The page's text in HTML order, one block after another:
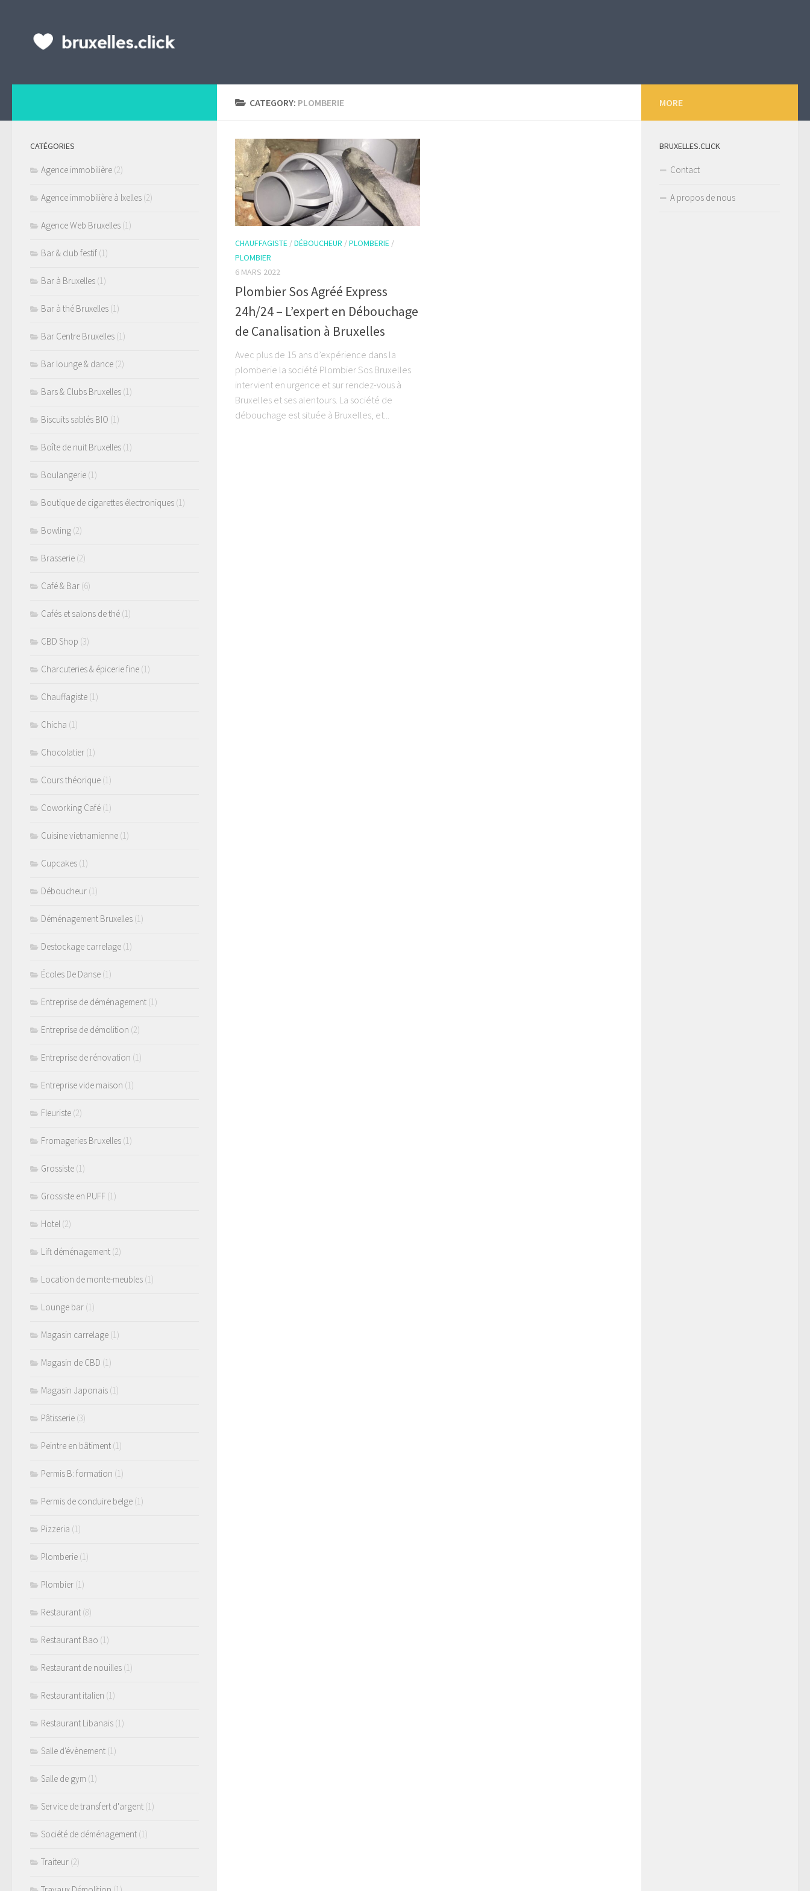
CATEGORY: PLOMBERIE
CHAUFFAGISTE /DÉBOUCHEUR /PLOMBERIE /
PLOMBIER
6 MARS 2022
Plombier Sos Agréé Express
24h/24 – L’expert en Débouchage
de Canalisation à Bruxelles
Avec plus de 15 ans d’expérience dans la
plomberie la société Plombier Sos Bruxelles
intervient en urgence et sur rendez-vous à
Bruxelles et ses alentours. La société de
débouchage est située à Bruxelles, et...
CATÉGORIES
Agence immobilière (2)
Agence immobilière à Ixelles (2)
Agence Web Bruxelles (1)
Bar & club festif (1)
Bar à Bruxelles (1)
Bar à thé Bruxelles (1)
Bar Centre Bruxelles (1)
Bar lounge & dance (2)
Bars & Clubs Bruxelles (1)
Biscuits sablés BIO (1)
Boîte de nuit Bruxelles (1)
Boulangerie (1)
Boutique de cigarettes électroniques (1)
Bowling (2)
Brasserie (2)
Café & Bar (6)
Cafés et salons de thé (1)
CBD Shop (3)
Charcuteries & épicerie fine (1)
Chauffagiste (1)
Chicha (1)
Chocolatier (1)
Cours théorique (1)
Coworking Café (1)
Cuisine vietnamienne (1)
Cupcakes (1)
Déboucheur (1)
Déménagement Bruxelles (1)
Destockage carrelage (1)
Écoles De Danse (1)
Entreprise de déménagement (1)
Entreprise de démolition (2)
Entreprise de rénovation (1)
Entreprise vide maison (1)
Fleuriste (2)
Fromageries Bruxelles (1)
Grossiste (1)
Grossiste en PUFF (1)
Hotel (2)
Lift déménagement (2)
Location de monte-meubles (1)
Lounge bar (1)
Magasin carrelage (1)
Magasin de CBD (1)
Magasin Japonais (1)
Pâtisserie (3)
Peintre en bâtiment (1)
Permis B: formation (1)
Permis de conduire belge (1)
Pizzeria (1)
Plomberie (1)
Plombier (1)
Restaurant (8)
Restaurant Bao (1)
Restaurant de nouilles (1)
Restaurant italien (1)
Restaurant Libanais (1)
Salle d'évènement (1)
Salle de gym (1)
Service de transfert d'argent (1)
Société de déménagement (1)
Traiteur (2)
MORE
BRUXELLES.CLICK
Contact
A propos de nous